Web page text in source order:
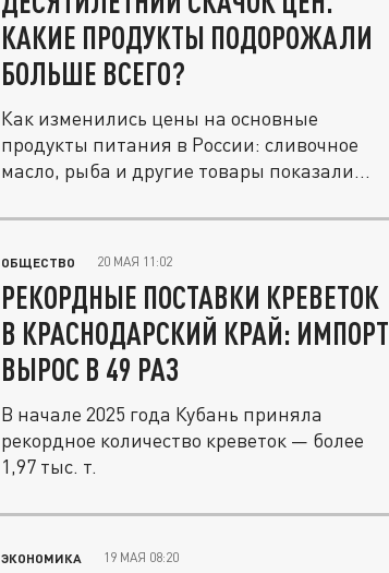
КАКИЕ ПРОДУКТЫ ПОДОРОЖАЛИ
БОЛЬШЕ ВСЕГО?
Как изменились цены на основные
продукты питания в России: сливочное
масло, рыба и другие товары показали...
ОБЩЕСТВО 20 МАЯ 11:02
РЕКОРДНЫЕ ПОСТАВКИ КРЕВЕТОК
В КРАСНОДАРСКИЙ КРАЙ: ИМПОРТ
ВЫРОС В 49 РАЗ
В начале 2025 года Кубань приняла
рекордное количество креветок — более
1,97 тыс. т.
ЭКОНОМИКА 19 МАЯ 08:20